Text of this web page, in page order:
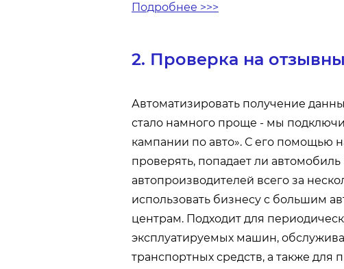
Подробнее >>>
2. Проверка на
Автоматизировать получение
стало намного проще - мы
кампании по авто». С его помощью
проверять, попадает ли
автопроизводителей всего за
использовать бизнесу с большим
центрам. Подходит для
эксплуатируемых машин,
транспортных средств, а также для